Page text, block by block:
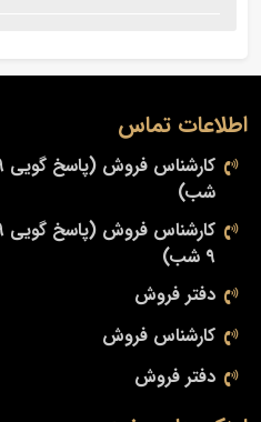
اطلاعات تماس
شب)
9 شب)
دفتر فروش
کارشناس فروش
دفتر فروش